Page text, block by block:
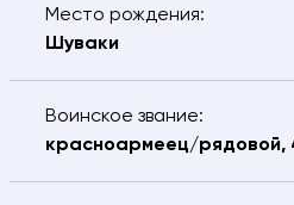
Место рождения:
Шуваки
Воинское звание:
красноармеец/рядовой,
телефона
Дата рождения